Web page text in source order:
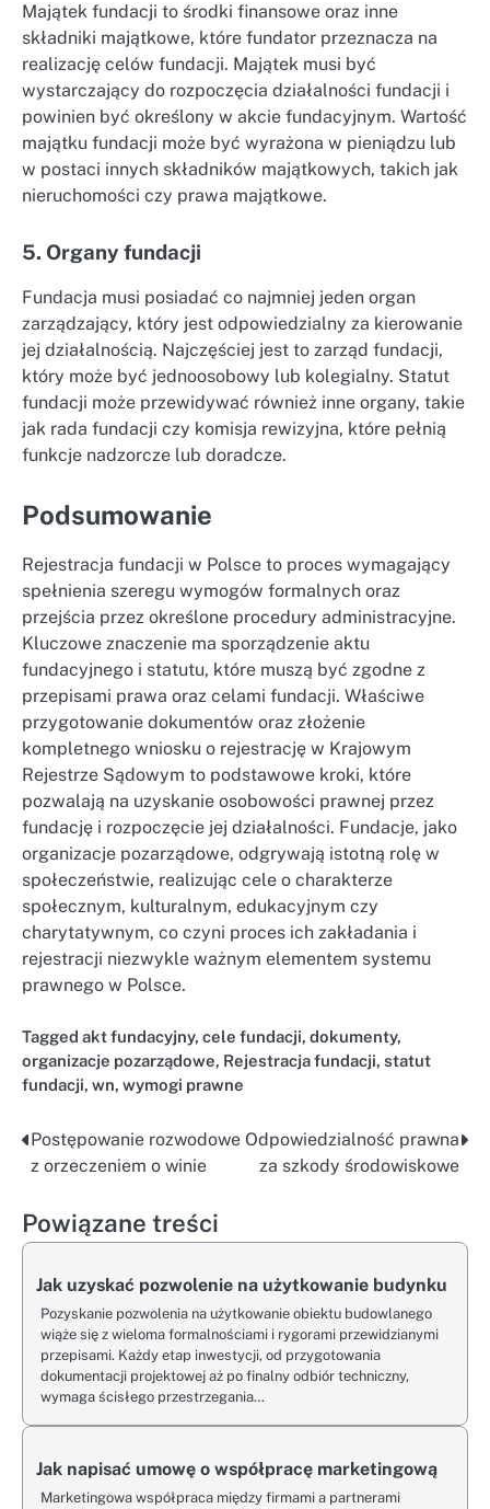
Majątek fundacji to środki finansowe oraz inne
składniki majątkowe, które fundator przeznacza na
realizację celów fundacji. Majątek musi być
wystarczający do rozpoczęcia działalności fundacji i
powinien być określony w akcie fundacyjnym. Wartość
majątku fundacji może być wyrażona w pieniądzu lub
w postaci innych składników majątkowych, takich jak
nieruchomości czy prawa majątkowe.
5. Organy fundacji
Fundacja musi posiadać co najmniej jeden organ
zarządzający, który jest odpowiedzialny za kierowanie
jej działalnością. Najczęściej jest to zarząd fundacji,
który może być jednoosobowy lub kolegialny. Statut
fundacji może przewidywać również inne organy, takie
jak rada fundacji czy komisja rewizyjna, które pełnią
funkcje nadzorcze lub doradcze.
Podsumowanie
Rejestracja fundacji w Polsce to proces wymagający
spełnienia szeregu wymogów formalnych oraz
przejścia przez określone procedury administracyjne.
Kluczowe znaczenie ma sporządzenie aktu
fundacyjnego i statutu, które muszą być zgodne z
przepisami prawa oraz celami fundacji. Właściwe
przygotowanie dokumentów oraz złożenie
kompletnego wniosku o rejestrację w Krajowym
Rejestrze Sądowym to podstawowe kroki, które
pozwalają na uzyskanie osobowości prawnej przez
fundację i rozpoczęcie jej działalności. Fundacje, jako
organizacje pozarządowe, odgrywają istotną rolę w
społeczeństwie, realizując cele o charakterze
społecznym, kulturalnym, edukacyjnym czy
charytatywnym, co czyni proces ich zakładania i
rejestracji niezwykle ważnym elementem systemu
prawnego w Polsce.
Tagged akt fundacyjny, cele fundacji, dokumenty,
organizacje pozarządowe, Rejestracja fundacji, statut
fundacji, wn, wymogi prawne
Nawigacja
Postępowanie rozwodowe
z orzeczeniem o winie
Odpowiedzialność prawna
za szkody środowiskowe
Powiązane treści
Jak uzyskać pozwolenie na użytkowanie budynku
Pozyskanie pozwolenia na użytkowanie obiektu budowlanego
wiąże się z wieloma formalnościami i rygorami przewidzianymi
przepisami. Każdy etap inwestycji, od przygotowania
dokumentacji projektowej aż po finalny odbiór techniczny,
wymaga ścisłego przestrzegania…
Jak napisać umowę o współpracę marketingową
Marketingowa współpraca między firmami a partnerami